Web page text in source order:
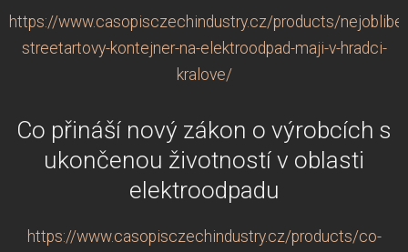
https://www.casopisczechindustry.cz/products/
streetartovy-kontejner-na-elektroodpad-maji-v-hradci-
kralove/
Co přináší nový zákon o výrobcích s
ukončenou životností v oblasti
elektroodpadu
https://www.casopisczechindustry.cz/products/co-